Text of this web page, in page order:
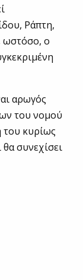
Ράπτη,
ωστόσο, ο
αρωγός
του νομού
του κυρίως
συνεχίσει